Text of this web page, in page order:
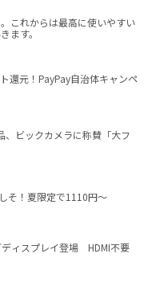
これからは最高に使いやすい
ます。
還元！PayPay自治体キャンペ
ビックカメラに称賛「大フ
そ！夏限定で1110円～
ィスプレイ登場 HDMI不要